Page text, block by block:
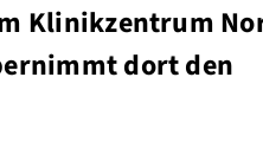
Klinikzentrum
dort den